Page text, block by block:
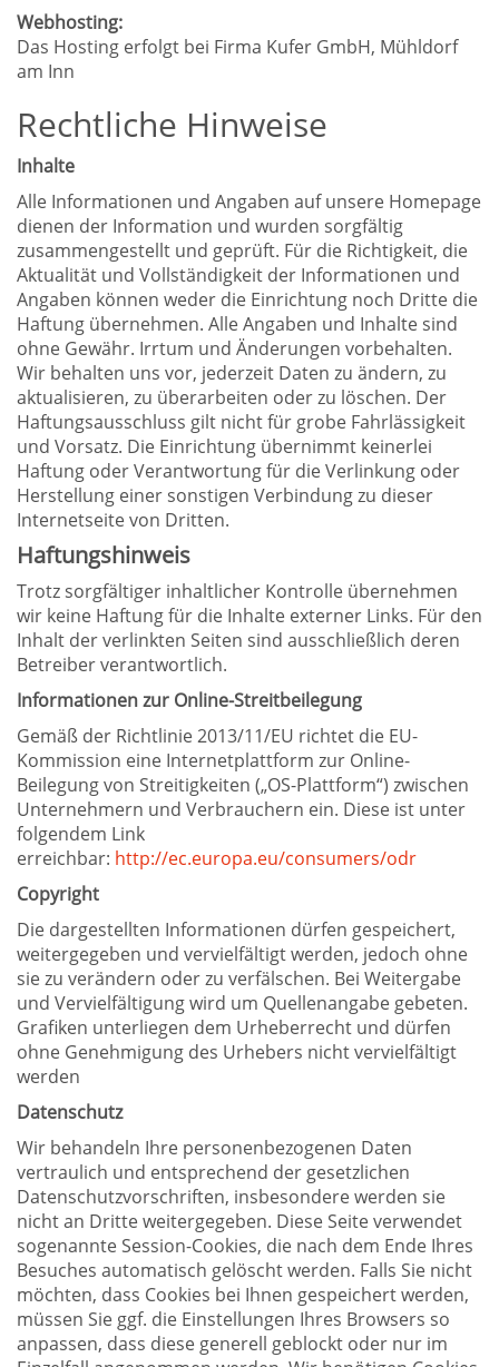
Webhosting:
Das Hosting erfolgt bei Firma Kufer GmbH, Mühldorf
am Inn
Rechtliche Hinweise
Inhalte
Alle Informationen und Angaben auf unsere Homepage
dienen der Information und wurden sorgfältig
zusammengestellt und geprüft. Für die Richtigkeit, die
Aktualität und Vollständigkeit der Informationen und
Angaben können weder die Einrichtung noch Dritte die
Haftung übernehmen. Alle Angaben und Inhalte sind
ohne Gewähr. Irrtum und Änderungen vorbehalten.
Wir behalten uns vor, jederzeit Daten zu ändern, zu
aktualisieren, zu überarbeiten oder zu löschen. Der
Haftungsausschluss gilt nicht für grobe Fahrlässigkeit
und Vorsatz. Die Einrichtung übernimmt keinerlei
Haftung oder Verantwortung für die Verlinkung oder
Herstellung einer sonstigen Verbindung zu dieser
Internetseite von Dritten.
Haftungshinweis
Trotz sorgfältiger inhaltlicher Kontrolle übernehmen
wir keine Haftung für die Inhalte externer Links. Für den
Inhalt der verlinkten Seiten sind ausschließlich deren
Betreiber verantwortlich.
Informationen zur Online-Streitbeilegung
Gemäß der Richtlinie 2013/11/EU richtet die EU-
Kommission eine Internetplattform zur Online-
Beilegung von Streitigkeiten („OS-Plattform“) zwischen
Unternehmern und Verbrauchern ein. Diese ist unter
folgendem Link
erreichbar: http://ec.europa.eu/consumers/odr
Copyright
Die dargestellten Informationen dürfen gespeichert,
weitergegeben und vervielfältigt werden, jedoch ohne
sie zu verändern oder zu verfälschen. Bei Weitergabe
und Vervielfältigung wird um Quellenangabe gebeten.
Grafiken unterliegen dem Urheberrecht und dürfen
ohne Genehmigung des Urhebers nicht vervielfältigt
werden
Datenschutz
Wir behandeln Ihre personenbezogenen Daten
vertraulich und entsprechend der gesetzlichen
Datenschutzvorschriften, insbesondere werden sie
nicht an Dritte weitergegeben. Diese Seite verwendet
sogenannte Session-Cookies, die nach dem Ende Ihres
Besuches automatisch gelöscht werden. Falls Sie nicht
möchten, dass Cookies bei Ihnen gespeichert werden,
müssen Sie ggf. die Einstellungen Ihres Browsers so
anpassen, dass diese generell geblockt oder nur im